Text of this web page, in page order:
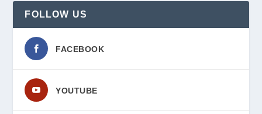
FOLLOW US
FACEBOOK
YOUTUBE